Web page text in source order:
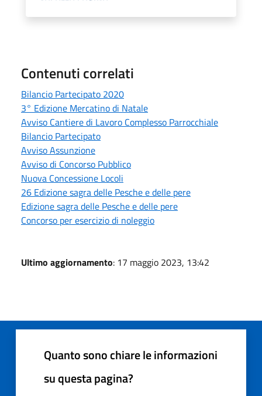
Contenuti correlati
Bilancio Partecipato 2020
3° Edizione Mercatino di Natale
Avviso Cantiere di Lavoro Complesso Parrocchiale
Bilancio Partecipato
Avviso Assunzione
Avviso di Concorso Pubblico
Nuova Concessione Locoli
26 Edizione sagra delle Pesche e delle pere
Edizione sagra delle Pesche e delle pere
Concorso per esercizio di noleggio
Ultimo aggiornamento: 17 maggio 2023, 13:42
Quanto sono chiare le informazioni
su questa pagina?